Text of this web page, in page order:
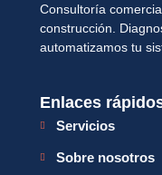
Consultoría
construcción.
automatizamos tu
Enlaces
Servicios
Sobre nosotros